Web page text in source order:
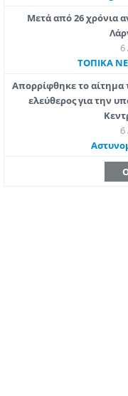
Μετά από 26 χρόνια
ΤΟΠΙΚΑ
Απορρίφθηκε το αίτημα
ελεύθερος για την